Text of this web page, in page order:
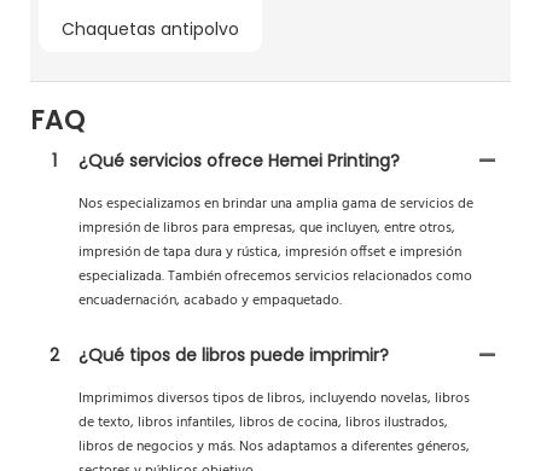
Chaquetas antipolvo
FAQ
1
¿Qué servicios ofrece Hemei Printing?
Nos especializamos en brindar una amplia gama de servicios de
impresión de libros para empresas, que incluyen, entre otros,
impresión de tapa dura y rústica, impresión offset e impresión
especializada. También ofrecemos servicios relacionados como
encuadernación, acabado y empaquetado.
2
¿Qué tipos de libros puede imprimir?
Imprimimos diversos tipos de libros, incluyendo novelas, libros
de texto, libros infantiles, libros de cocina, libros ilustrados,
libros de negocios y más. Nos adaptamos a diferentes géneros,